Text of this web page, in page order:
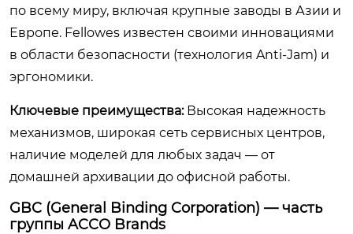
по всему миру, включая крупные заводы в Азии и
Европе. Fellowes известен своими инновациями
в области безопасности (технология Anti-Jam) и
эргономики.
Ключевые преимущества:Высокая надежность
механизмов, широкая сеть сервисных центров,
наличие моделей для любых задач — от
домашней архивации до офисной работы.
GBC (General Binding Corporation) — часть
группы ACCO Brands